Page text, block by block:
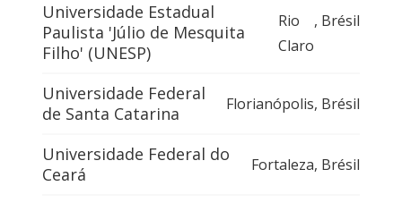
Universidade Estadual
Paulista 'Júlio de Mesquita
Filho' (UNESP)
Rio
Claro
, Brésil
Universidade Federal
de Santa Catarina
Florianópolis, Brésil
Universidade Federal do
Ceará
Fortaleza, Brésil